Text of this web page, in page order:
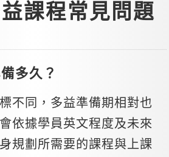
課程常見問題
多久？
不同，多益準備期相對也
依據學員英文程度及未來
規劃所需要的課程與上課